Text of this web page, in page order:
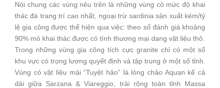
Nói chung các vùng nêu trên là những vùng có mức độ khai
thác đá trang trí cao nhất, ngoại trừ sardinia sản xuất kém/tỷ
lệ gia công được thể hiện qua việc: theo số đánh giá khoảng
90% mỏ khai thác được có tính thương mại dạng vật liệu thô.
Trong những vùng gia công tích cực granite chỉ có một số
khu vực có trọng lượng quyết định và tập trung ở một số tỉnh.
Vùng có vật liệu mài “Tuyệt hảo” là lòng chảo Aquan kể cả
dải giữa Sarzana & Viareggio, trải rộng toàn tỉnh Massa